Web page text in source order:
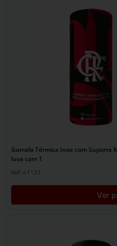
Garrafa Térmica Inox com Suporte
luva com 1
Ref: 41133
Ver